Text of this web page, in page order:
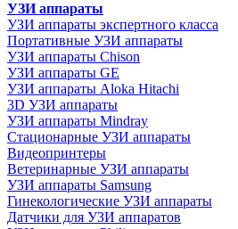
УЗИ аппараты
УЗИ аппараты экспертного класса
Портативные УЗИ аппараты
УЗИ аппараты Chison
УЗИ аппараты GE
УЗИ аппараты Aloka Hitachi
3D УЗИ аппараты
УЗИ аппараты Mindray
Стационарные УЗИ аппараты
Видеопринтеры
Ветеринарные УЗИ аппараты
УЗИ аппараты Samsung
Гинекологические УЗИ аппараты
Датчики для УЗИ аппаратов